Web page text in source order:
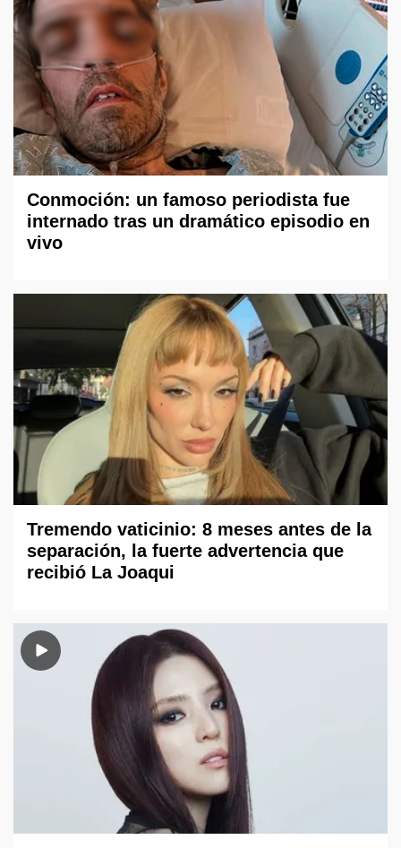
Conmoción: un famoso periodista fue
internado tras un dramático episodio en
vivo
Tremendo vaticinio: 8 meses antes de la
separación, la fuerte advertencia que
recibió La Joaqui